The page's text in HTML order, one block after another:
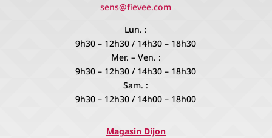
sens@fievee.com
Lun. :
9h30 – 12h30 / 14h30 – 18h30
Mer. – Ven. :
9h30 – 12h30 / 14h30 – 18h30
Sam. :
9h30 – 12h30 / 14h00 – 18h00
Magasin Dijon